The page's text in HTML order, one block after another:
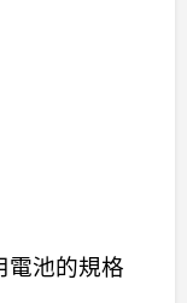
池的規格